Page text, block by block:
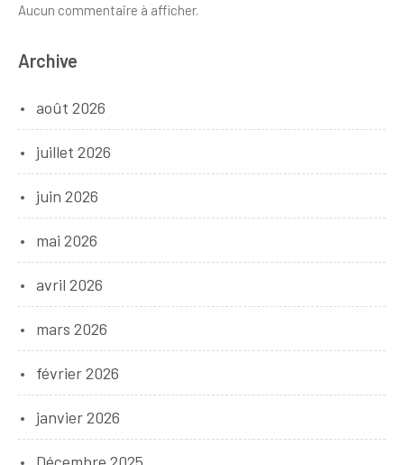
Aucun commentaire à afficher.
Archive
août 2026
juillet 2026
juin 2026
mai 2026
avril 2026
mars 2026
février 2026
janvier 2026